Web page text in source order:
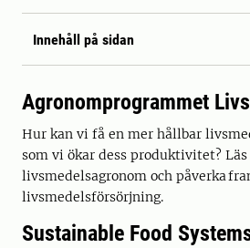
Innehåll på sidan
Agronomprogrammet
Hur kan vi få en mer hållbar
som vi ökar dess produktivitet?
livsmedelsagronom och påverka
livsmedelsförsörjning.
Sustainable Food